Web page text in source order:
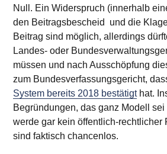
Null. Ein Widerspruch (innerhalb
den Beitragsbescheid und die
Beitrag sind möglich, allerdings
Landes- oder
müssen und nach Ausschöpfung
zum Bundesverfassungsgericht,
System bereits 2018 bestätigthat.
Begründungen, das ganz Modell
werde gar kein öffentlich-rechtlicher
sind faktisch chancenlos.